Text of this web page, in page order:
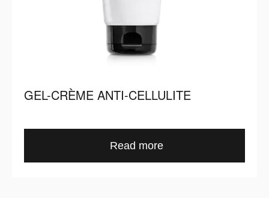
GEL-CRÈME ANTI-CELLULITE
Read more